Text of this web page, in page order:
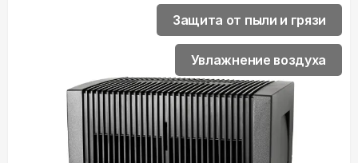
Защита от пыли и грязи
Увлажнение воздуха